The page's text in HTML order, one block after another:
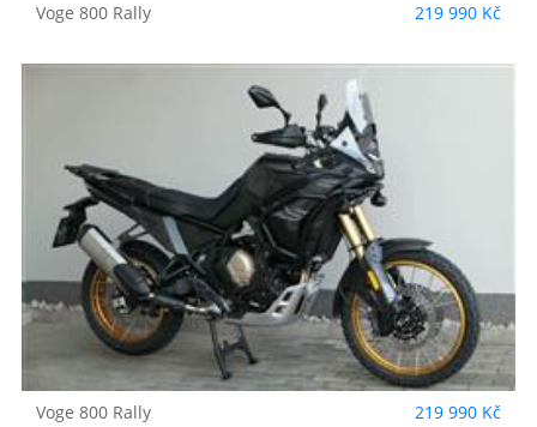
Voge 800 Rally 219 990 Kč
Voge 800 Rally 219 990 Kč